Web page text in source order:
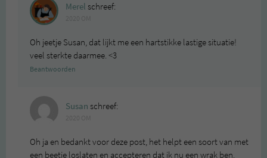
Merel schreef:
Oh jeetje Susan, dat lijkt me een hartstikke lastige situatie!
veel sterkte daarmee. <3
Beantwoorden
Susan schreef:
Oh ja en bedankt voor deze post, het helpt een soort van met
een beetje loslaten en accepteren dat ik nu een wrak ben.